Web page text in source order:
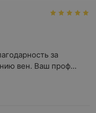
за
вен. Ваш проф...